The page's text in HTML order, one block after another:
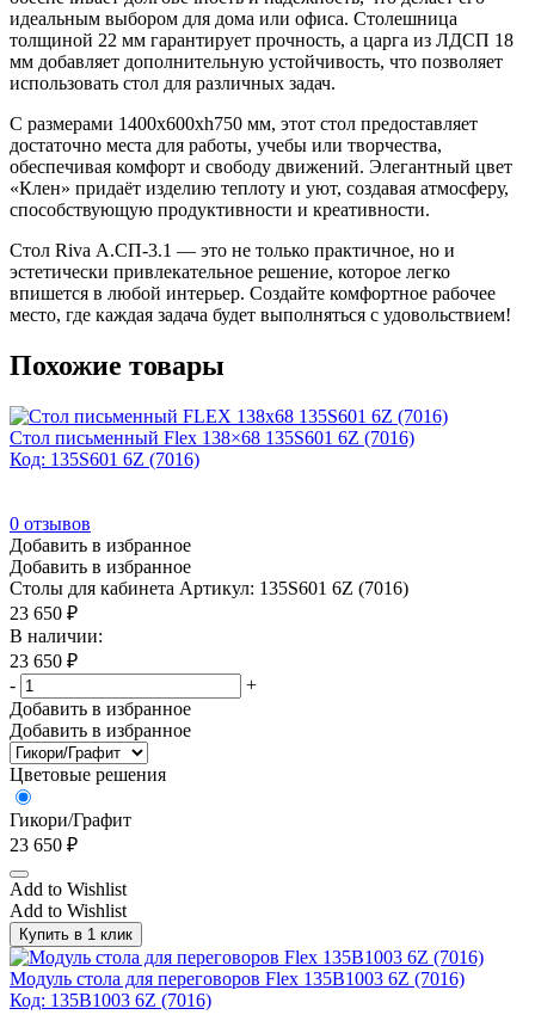
идеальным выбором для дома или офиса. Столешница
толщиной 22 мм гарантирует прочность, а царга из ЛДСП 18
мм добавляет дополнительную устойчивость, что позволяет
использовать стол для различных задач.
С размерами 1400x600xh750 мм, этот стол предоставляет
достаточно места для работы, учебы или творчества,
обеспечивая комфорт и свободу движений. Элегантный цвет
«Клен» придаёт изделию теплоту и уют, создавая атмосферу,
способствующую продуктивности и креативности.
Стол Riva А.СП-3.1 — это не только практичное, но и
эстетически привлекательное решение, которое легко
впишется в любой интерьер. Создайте комфортное рабочее
место, где каждая задача будет выполняться с удовольствием!
Похожие товары
Стол письменный Flex 138×68 135S601 6Z (7016)
Код: 135S601 6Z (7016)
0 отзывов
Добавить в избранное
Добавить в избранное
Столы для кабинета Артикул: 135S601 6Z (7016)
23 650 ₽
В наличии:
23 650 ₽
-
+
Добавить в избранное
Добавить в избранное
Цветовые решения
Гикори/Графит
23 650 ₽
Add to Wishlist
Add to Wishlist
Купить в 1 клик
Модуль стола для переговоров Flex 135B1003 6Z (7016)
Код: 135B1003 6Z (7016)